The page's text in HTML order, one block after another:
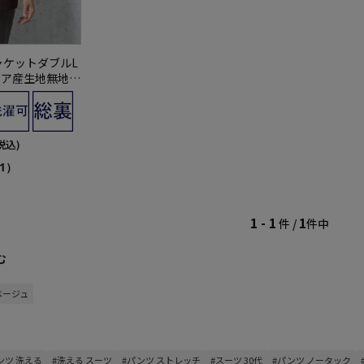
ットダブルL
産生地無地S
込)
1 - 1 件 / 1件中
ジュ
ツ 洗える #洗える スーツ #パンツ ストレッチ #スーツ 30代 #パンツ ノータック